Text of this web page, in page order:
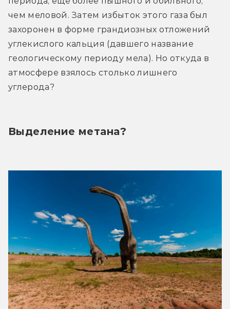
чем меловой. Затем избыток этого газа был
захоронен в форме грандиозных отложений
углекислого кальция (давшего название
геологическому периоду мела). Но откуда в
атмосфере взялось столько лишнего
углерода?
Выделение метана?